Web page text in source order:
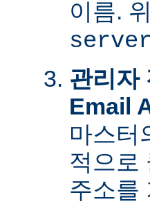
이름.
관리
Email
마스터
적으로
주소를